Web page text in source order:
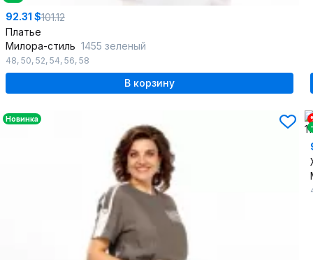
92.31 $101.12
Платье
Милора-стиль 1455 зеленый
48, 50, 52, 54, 56, 58
В корзину
Новинка